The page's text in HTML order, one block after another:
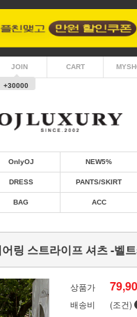
JOIN
+30000
CART
OnlyOJ NEW5%
DRESS PANTS/SKIRT
BAG ACC
링 스트라이프 셔츠 -벨
상품가
배송비
(조건)